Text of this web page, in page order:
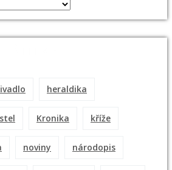
heraldika
Kronika kříže
noviny národopis